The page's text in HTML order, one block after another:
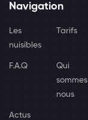
Navigation
Les
nuisibles
Tarifs
F.A.Q
Qui
sommes
nous
Actus